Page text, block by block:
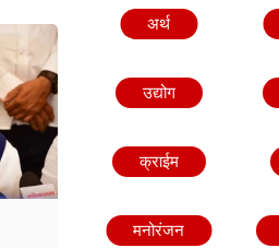
अर्थ
उद्योग
क्राईम
मनोरंजन